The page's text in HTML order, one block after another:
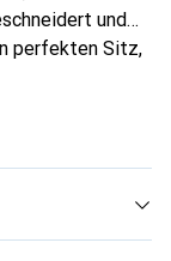
und
perfekten Sitz,
für ihre